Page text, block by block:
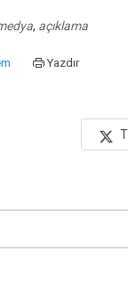
, açıklama
Yazdır